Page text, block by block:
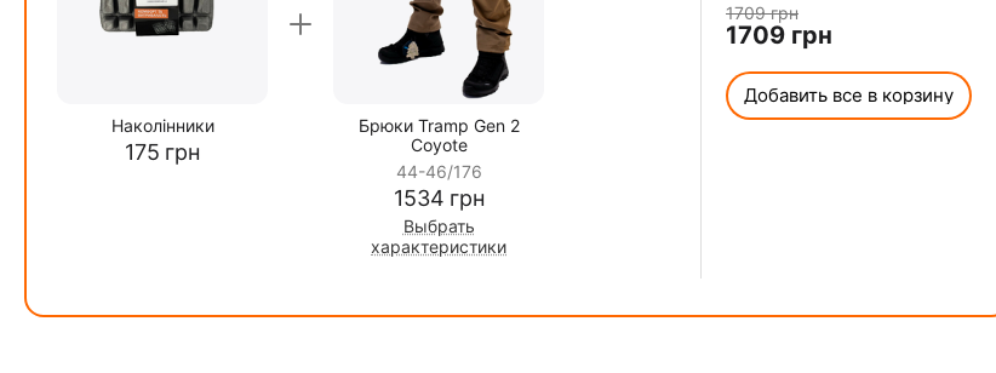
Наколінники
‍175‍ грн
Брюки Tramp Gen 2
Coyote
44-46/176
‍1534‍ грн
Выбрать
характеристики
1709грн
1709 грн
Добавить все в корзину